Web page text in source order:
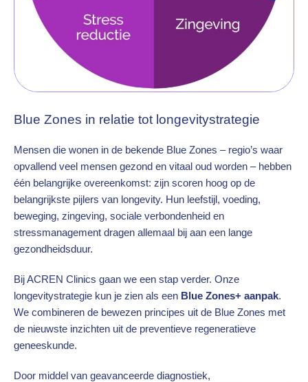
Blue Zones in relatie tot longevitystrategie
Mensen die wonen in de bekende Blue Zones – regio’s waar
opvallend veel mensen gezond en vitaal oud worden – hebben
één belangrijke overeenkomst: zijn scoren hoog op de
belangrijkste pijlers van longevity. Hun leefstijl, voeding,
beweging, zingeving, sociale verbondenheid en
stressmanagement dragen allemaal bij aan een lange
gezondheidsduur.
Bij ACREN Clinics gaan we een stap verder. Onze
longevitystrategie kun je zien als een Blue Zones+ aanpak.
We combineren de bewezen principes uit de Blue Zones met
de nieuwste inzichten uit de preventieve regeneratieve
geneeskunde.
Door middel van geavanceerde diagnostiek,